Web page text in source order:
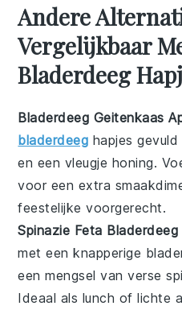
Andere
Vergelijkbaar
Bladerdeeg
Bladerdeeg Geitenkaas
bladerdeeg hapjes
en een vleugje honing.
voor een extra
feestelijkevoorgerecht.
Spinazie Feta
met een knapperige
een mengsel van verse
Ideaal als lunch of lichte